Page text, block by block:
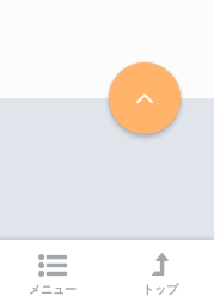
メニュー トップ